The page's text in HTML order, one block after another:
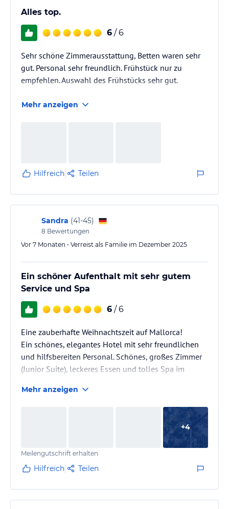
Alles top.
6 / 6
Sehr schöne Zimmerausstattung, Betten waren sehr
gut. Personal sehr freundlich. Frühstück nur zu
empfehlen. Auswahl des Frühstücks sehr gut.
Mehr anzeigen
Hilfreich Teilen
Sandra (41-45)
8 Bewertungen
Vor 7 Monaten • Verreist als Familie im Dezember 2025
Ein schöner Aufenthalt mit sehr gutem
Service und Spa
6 / 6
Eine zauberhafte Weihnachtszeit auf Mallorca!
Ein schönes, elegantes Hotel mit sehr freundlichen
und hilfsbereiten Personal. Schönes, großes Zimmer
(Junior Suite), leckeres Essen und tolles Spa im
Mehr anzeigen
+4
Meilengutschrift erhalten
Hilfreich Teilen